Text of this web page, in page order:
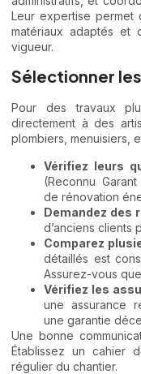
Leur expertise permet
matériaux adaptés et
vigueur.
Sélectionner
Pour des travaux
directement à des
plombiers, menuisiers,
Vérifiez leurs
(Reconnu
de rénovation
Demandez des
d’anciens clients
Comparez
détaillés est
Assurez-vous
Vérifiez les
une assurance
une garantie
Une bonne
Établissez un cahier
régulier du chantier.